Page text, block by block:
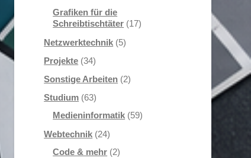
Grafiken für die
Schreibtischtäter (17)
Netzwerktechnik (5)
Projekte (34)
Sonstige Arbeiten (2)
Studium (63)
Medieninformatik (59)
Webtechnik (24)
Code & mehr (2)